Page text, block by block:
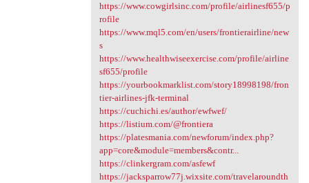
https://www.cowgirlsinc.com/profile/airlinesf655/p
rofile
https://www.mql5.com/en/users/frontierairline/new
s
https://www.healthwiseexercise.com/profile/airline
sf655/profile
https://yourbookmarklist.com/story18998198/fron
tier-airlines-jfk-terminal
https://cuchichi.es/author/ewfwef/
https://listium.com/@frontiera
https://platesmania.com/newforum/index.php?
app=core&module=members&contr...
https://clinkergram.com/asfewf
https://jacksparrow77j.wixsite.com/travelaroundth